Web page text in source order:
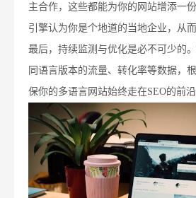
主合作，这些都能为你的网站增添一
引擎认为你是个地道的当地企业，从
最后，持续监测与优化是必不可少的
同语言版本的流量、转化率等数据，
保你的多语言网站始终走在SEO的前沿